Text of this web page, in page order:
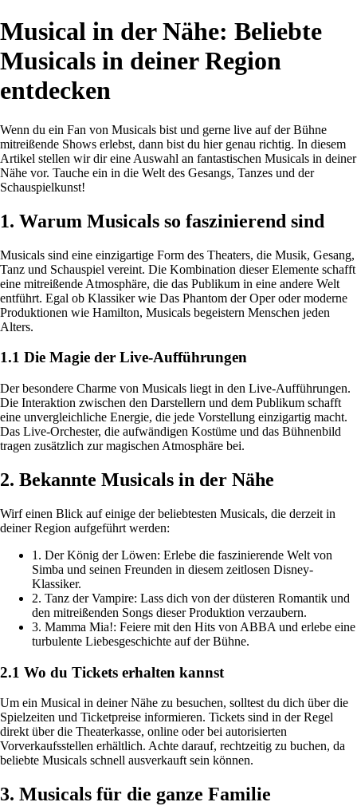
Musical in der Nähe: Beliebte
Musicals in deiner Region
entdecken
Wenn du ein Fan von Musicals bist und gerne live auf der Bühne
mitreißende Shows erlebst, dann bist du hier genau richtig. In diesem
Artikel stellen wir dir eine Auswahl an fantastischen Musicals in deiner
Nähe vor. Tauche ein in die Welt des Gesangs, Tanzes und der
Schauspielkunst!
1. Warum Musicals so faszinierend sind
Musicals sind eine einzigartige Form des Theaters, die Musik, Gesang,
Tanz und Schauspiel vereint. Die Kombination dieser Elemente schafft
eine mitreißende Atmosphäre, die das Publikum in eine andere Welt
entführt. Egal ob Klassiker wie Das Phantom der Oper oder moderne
Produktionen wie Hamilton, Musicals begeistern Menschen jeden
Alters.
1.1 Die Magie der Live-Aufführungen
Der besondere Charme von Musicals liegt in den Live-Aufführungen.
Die Interaktion zwischen den Darstellern und dem Publikum schafft
eine unvergleichliche Energie, die jede Vorstellung einzigartig macht.
Das Live-Orchester, die aufwändigen Kostüme und das Bühnenbild
tragen zusätzlich zur magischen Atmosphäre bei.
2. Bekannte Musicals in der Nähe
Wirf einen Blick auf einige der beliebtesten Musicals, die derzeit in
deiner Region aufgeführt werden:
1. Der König der Löwen: Erlebe die faszinierende Welt von
Simba und seinen Freunden in diesem zeitlosen Disney-
Klassiker.
2. Tanz der Vampire: Lass dich von der düsteren Romantik und
den mitreißenden Songs dieser Produktion verzaubern.
3. Mamma Mia!: Feiere mit den Hits von ABBA und erlebe eine
turbulente Liebesgeschichte auf der Bühne.
2.1 Wo du Tickets erhalten kannst
Um ein Musical in deiner Nähe zu besuchen, solltest du dich über die
Spielzeiten und Ticketpreise informieren. Tickets sind in der Regel
direkt über die Theaterkasse, online oder bei autorisierten
Vorverkaufsstellen erhältlich. Achte darauf, rechtzeitig zu buchen, da
beliebte Musicals schnell ausverkauft sein können.
3. Musicals für die ganze Familie